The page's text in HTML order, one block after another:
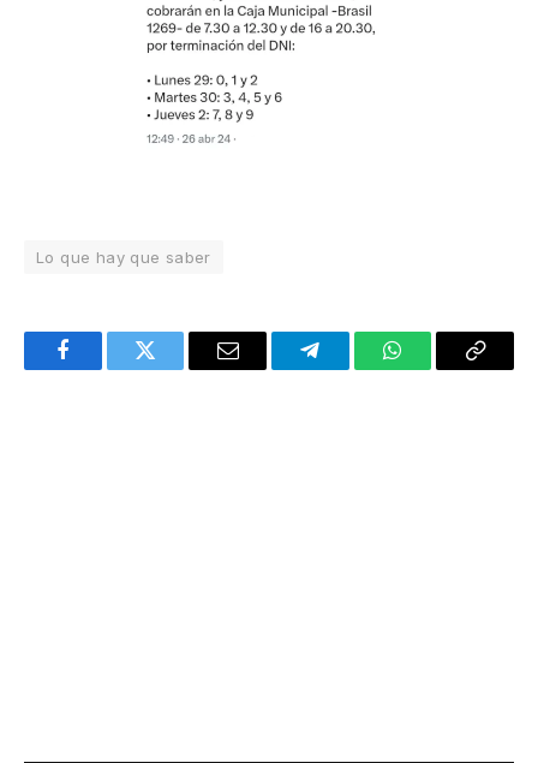
Lo que hay que saber
FacebookTwitter Email TelegramWhatsAppCopy